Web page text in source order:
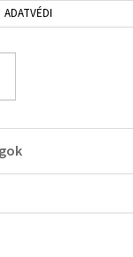
ADATVÉDELMI IRÁNYELVEK